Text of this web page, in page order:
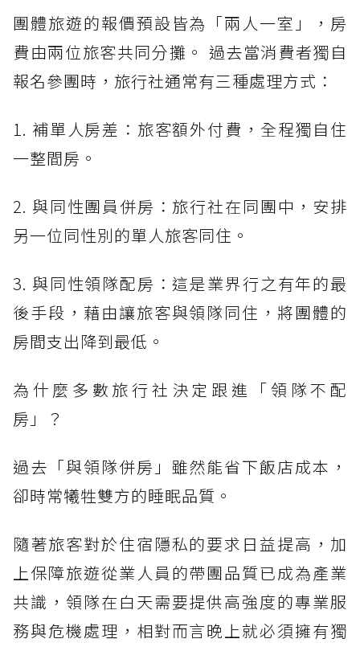
團體旅遊的報價預設皆為「兩人一室」，房
費由兩位旅客共同分攤。 過去當消費者獨自
報名參團時，旅行社通常有三種處理方式：
1. 補單人房差：旅客額外付費，全程獨自住
一整間房。
2. 與同性團員併房：旅行社在同團中，安排
另一位同性別的單人旅客同住。
3. 與同性領隊配房：這是業界行之有年的最
後手段，藉由讓旅客與領隊同住，將團體的
房間支出降到最低。
為什麼多數旅行社決定跟進「領隊不配
房」？
過去「與領隊併房」雖然能省下飯店成本，
卻時常犧牲雙方的睡眠品質。
隨著旅客對於住宿隱私的要求日益提高，加
上保障旅遊從業人員的帶團品質已成為產業
共識，領隊在白天需要提供高強度的專業服
務與危機處理，相對而言晚上就必須擁有獨